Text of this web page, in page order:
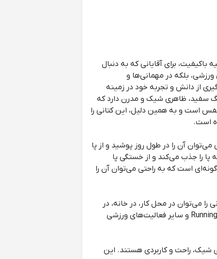
برای آقایانی که به دنبال
بلکه در مهمانی‌ها و
از دانش و تجربه خود در زمینه
سفید، ظاهری شیک و مدرن دارد که
است و به همین دلیل، این کتانی را
است.
آن را در طول روز پوشید و از پا
پا را جذب می‌کند و از خستگی پا
است که به راحتی می‌توان آن را
می‌توان در محل کار، در خانه، در
محل خرید، در محل کار و در فعالیت‌های ورزشی استفاده کرد. این کتانی را می‌توان در پیاده‌روی، دوچرخه‌سواری،Running و سایر فعالیت‌های ورزشی
شیک، راحت و کاربردی هستند. این